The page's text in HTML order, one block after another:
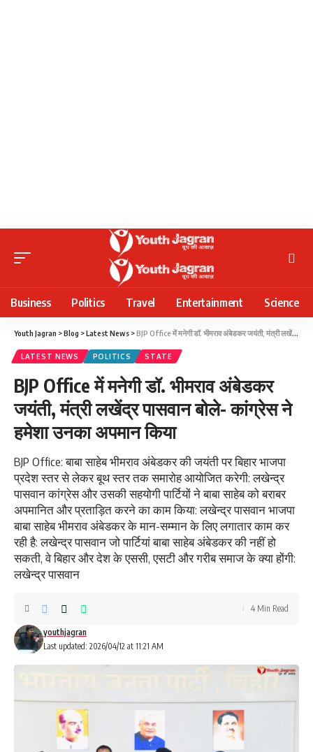
Business Politics Travel Entertainment Science
Youth Jagran >Blog >Latest News >BJP Office में मनेगी डॉ. भीमराव अंबेडकर जयंती, मंत्री लखेंद्र पासवान बोले- कांग्रेस ने हमेशा उनका अपमान किया
LATEST NEWS POLITICS STATE
BJP Office में मनेगी डॉ. भीमराव अंबेडकर
जयंती, मंत्री लखेंद्र पासवान बोले- कांग्रेस ने
हमेशा उनका अपमान किया
‎BJP Office: बाबा साहेब भीमराव अंबेडकर की जयंती पर बिहार भाजपा
प्रदेश स्तर से लेकर बूथ स्तर तक समारोह आयोजित करेगी: लखेन्द्र
पासवान‎ ‎कांग्रेस और उसकी सहयोगी पार्टियों ने बाबा साहेब को बराबर
अपमानित और प्रताड़ित करने का काम किया: लखेन्द्र पासवान‎ ‎भाजपा
बाबा साहेब भीमराव अंबेडकर के मान-सम्मान के लिए लगातार काम कर
रही है: लखेन्द्र पासवान‎ ‎जो पार्टियां बाबा साहेब अंबेडकर की नहीं हो
सकती, वे बिहार और देश के एससी, एसटी और गरीब समाज के क्या होंगी:
लखेन्द्र पासवान
Last updated: 2026/04/12 at 11:21 AM
youthjagran
4 Min Read